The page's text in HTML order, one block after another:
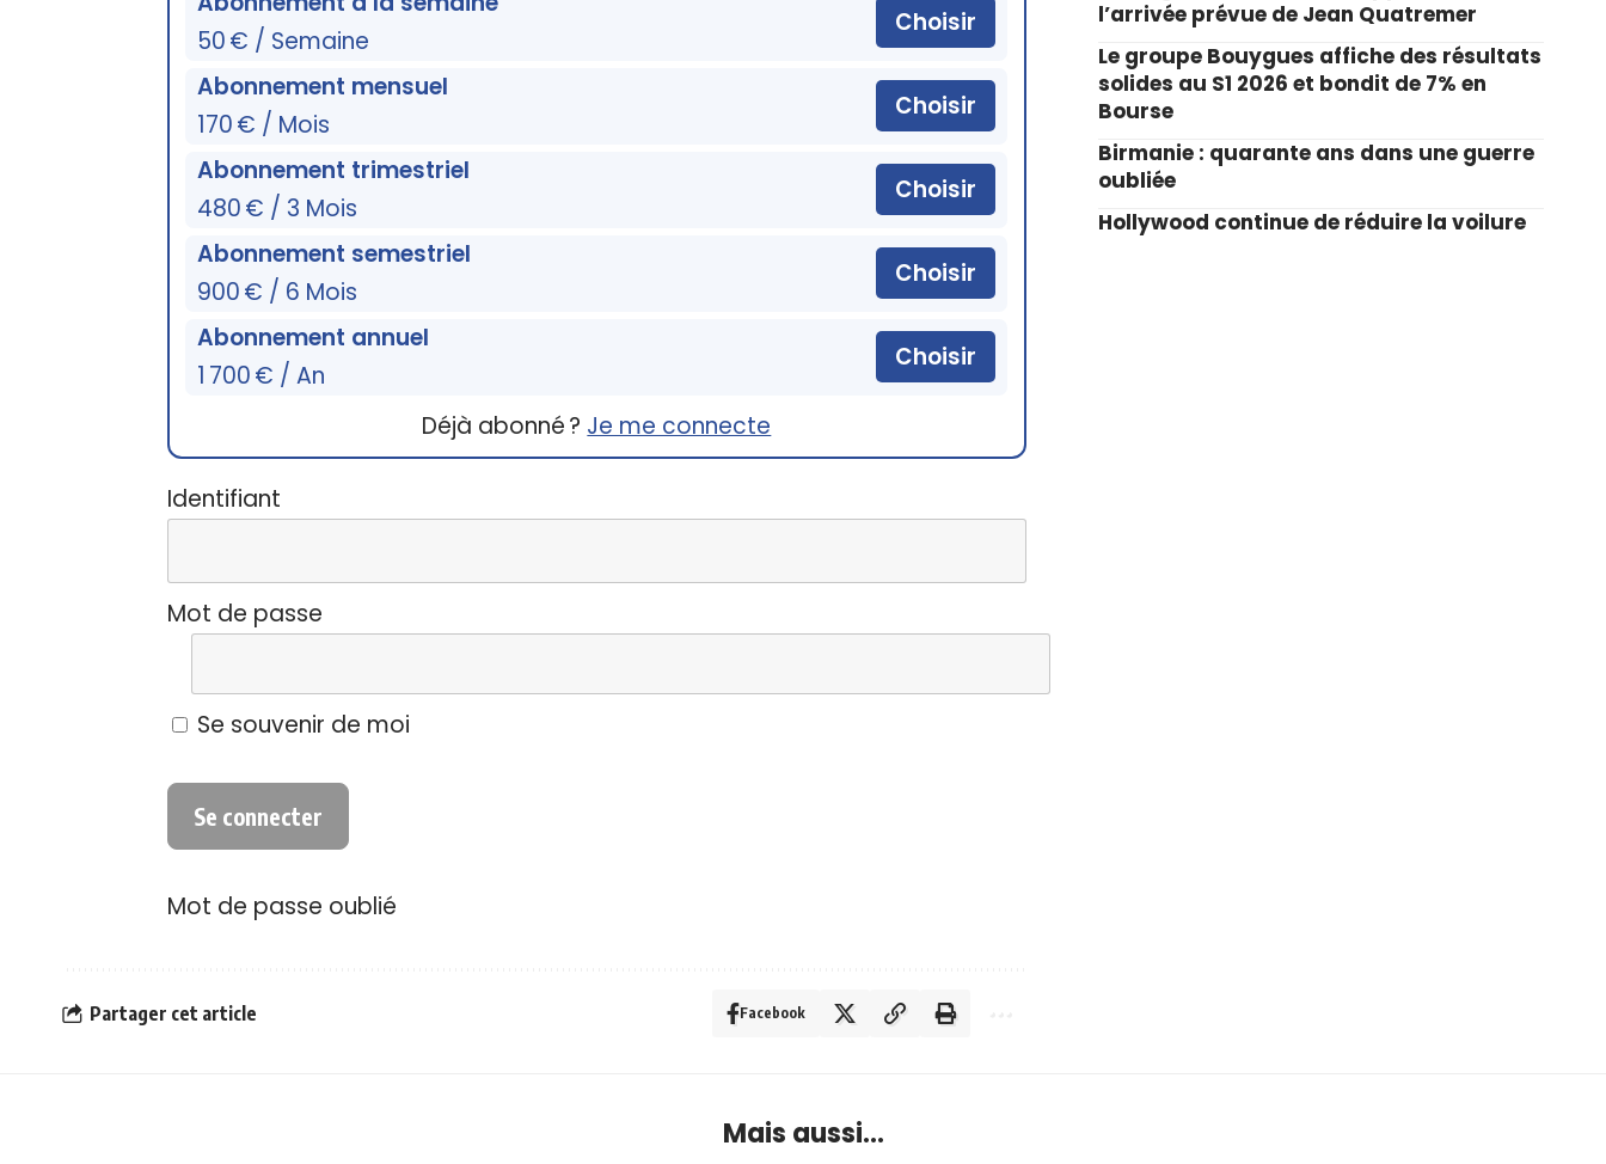
50 € / Semaine
Choisir
Abonnement mensuel
170 € / Mois
Choisir
Abonnement trimestriel
480 € / 3 Mois
Choisir
Abonnement semestriel
900 € / 6 Mois
Choisir
Abonnement annuel
1 700 € / An
Choisir
Déjà abonné ? Je me connecte
Identifiant
Mot de passe
Se souvenir de moi
Mot de passe oublié
Partager cet article Facebook
l’arrivée prévue de Jean Quatremer
Le groupe Bouygues affiche des résultats
solides au S1 2026 et bondit de 7% en
Bourse
Birmanie : quarante ans dans une guerre
oubliée
Hollywood continue de réduire la voilure
Mais aussi...